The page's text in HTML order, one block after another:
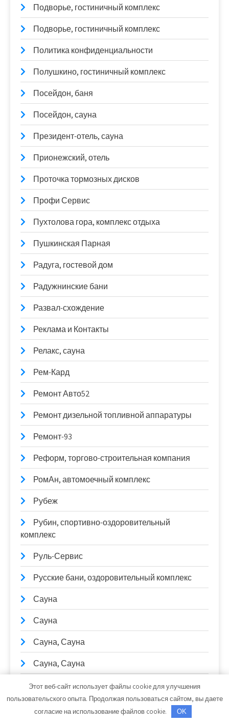
Подворье, гостиничный комплекс
Подворье, гостиничный комплекс
Политика конфиденциальности
Полушкино, гостиничный комплекс
Посейдон, баня
Посейдон, сауна
Президент-отель, сауна
Прионежский, отель
Проточка тормозных дисков
Профи Сервис
Пухтолова гора, комплекс отдыха
Пушкинская Парная
Радуга, гостевой дом
Радужнинские бани
Развал-схождение
Реклама и Контакты
Релакс, сауна
Рем-Кард
Ремонт Авто52
Ремонт дизельной топливной аппаратуры
Ремонт-93
Реформ, торгово-строительная компания
РомАн, автомоечный комплекс
Рубеж
Рубин, спортивно-оздоровительный
комплекс
Руль-Сервис
Русские бани, оздоровительный комплекс
Сауна
Сауна
Сауна, Сауна
Сауна, Сауна
Сауна, Сауна
Сауны Питера, оздоровительный комплекс
Этот веб-сайт использует файлы cookie для улучшения
пользовательского опыта. Продолжая пользоваться сайтом, вы даете
согласие на использование файлов cookie.
OK